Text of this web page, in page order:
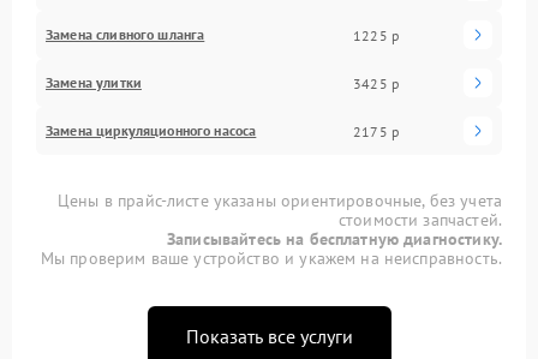
Замена сливного шланга 1225 р
Замена улитки 3425 р
Замена циркуляционного насоса 2175 р
Цены в прайс-листе указаны ориентировочные, без учета
стоимости запчастей.
Записывайтесь на бесплатную диагностику.
Мы проверим ваше устройство и укажем на неисправность.
Показать все услуги